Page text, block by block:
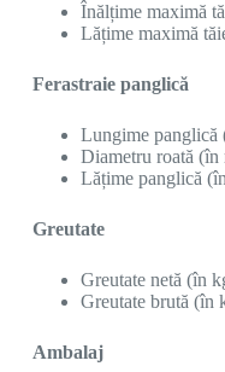
Înălțime maximă
Lățime maximă
Ferastraie panglică
Lungime panglică
Diametru roată (în
Lățime panglică
Greutate
Greutate netă (în
Greutate brută (în
Ambalaj